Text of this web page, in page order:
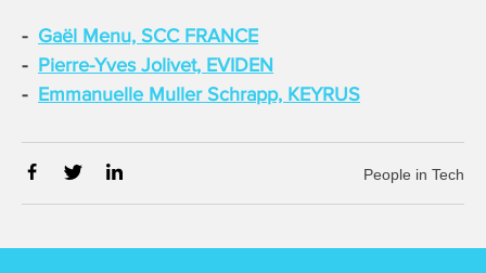
Gaël Menu, SCC FRANCE
Pierre-Yves Jolivet, EVIDEN
Emmanuelle Muller Schrapp, KEYRUS
People in Tech